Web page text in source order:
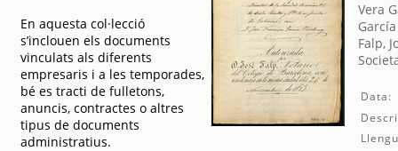
En aquesta col·lecció
s’inclouen els documents
vinculats als diferents
empresaris i a les temporades,
bé es tracti de fulletons,
anuncis, contractes o altres
tipus de documents
administratius.
Vera
Falp,
Data: